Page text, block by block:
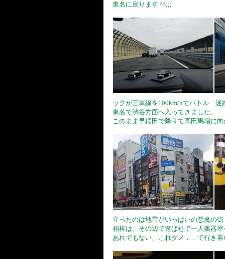
東名に戻ります ^^;;;
ックが三車線を100km/hでバトル 迷
東名で渋谷方面へ入ってきました。
このまま早稲田で降りて高田馬場に
立ったのは地雷がいっぱいの悪魔の
相棒は、その辺で遊ばせて一人楽器屋
あれでもない、これダメ．．で行き